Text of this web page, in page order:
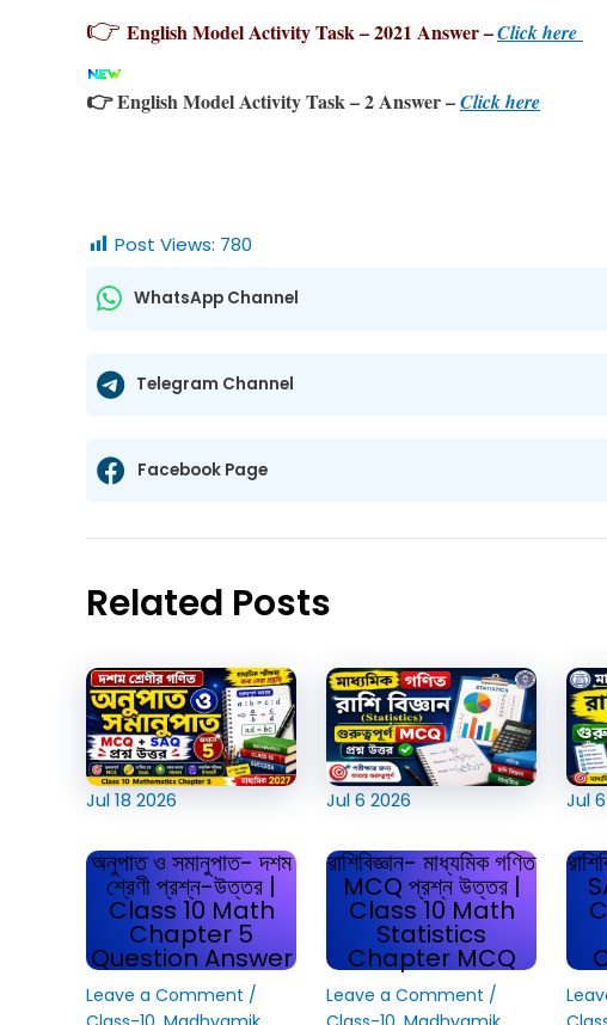
👉 English Model Activity Task – 2021 Answer –Click here
👉English Model Activity Task – 2 Answer –Click here
Post Views: 780
WhatsApp Channel
Telegram Channel
Facebook Page
Related Posts
Jul18 2026
অনুপাত ও সমানুপাত- দশম
শ্রেণী প্রশ্ন-উত্তর |
Class 10 Math
Chapter 5
Question Answer
Leave a Comment /
Jul6 2026
রাশিবিজ্ঞান- মাধ্যমিক গণিত
MCQ প্রশ্ন উত্তর |
Class 10 Math
Statistics
Chapter MCQ
Leave a Comment /
Jul6